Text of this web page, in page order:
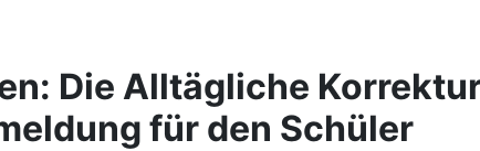
Die Alltägliche
für den Schüler